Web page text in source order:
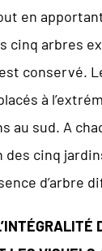
en
cinq arbres
conservé.
à
au sud. A
des cinq
d’arbre